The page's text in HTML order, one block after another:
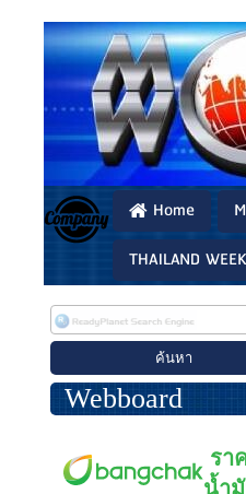
Home
THAILAND
Webboard